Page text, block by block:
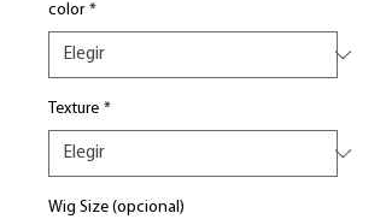
color *
Texture *
Wig Size (opcional)